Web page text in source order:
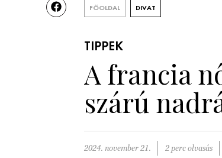
FŐOLDAL DIVAT
TIPPEK
A francia
szárú
2024. november 21. 2 perc olvasás